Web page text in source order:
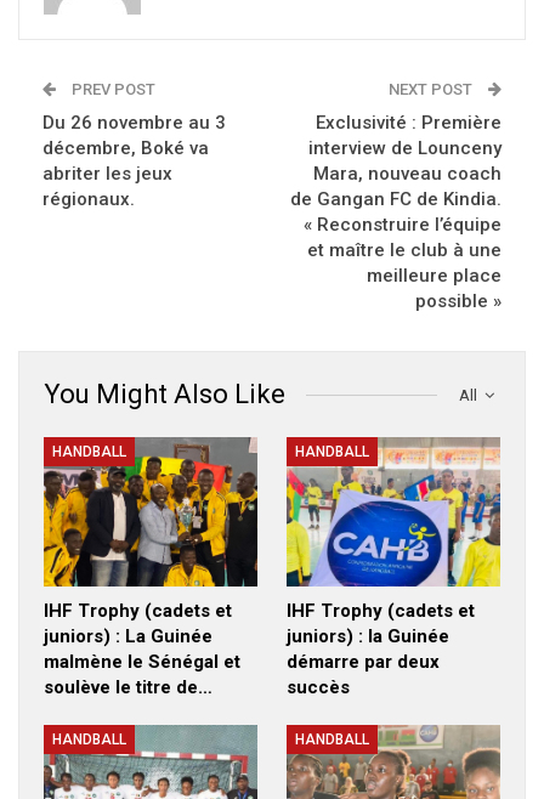
PREV POST
Du 26 novembre au 3
décembre, Boké va
abriter les jeux
régionaux.
NEXT POST
Exclusivité : Première
interview de Lounceny
Mara, nouveau coach
de Gangan FC de Kindia.
« Reconstruire l’équipe
et maître le club à une
meilleure place
possible »
All
You Might Also Like
HANDBALL
IHF Trophy (cadets et
juniors) : La Guinée
malmène le Sénégal et
soulève le titre de…
HANDBALL
IHF Trophy (cadets et
juniors) : la Guinée
démarre par deux
succès
HANDBALL HANDBALL